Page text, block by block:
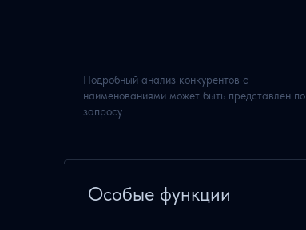
Подробный анализ конкурентов с
наименованиями может быть представлен по
запросу
Особые функции